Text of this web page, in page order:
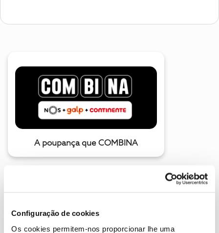
Configuração de cookies
Os cookies permitem-nos proporcionar lhe uma
A poupança que COMBINA